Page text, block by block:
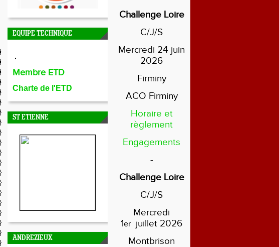
EQUIPE TECHNIQUE
Membre ETD
Charte de l'ETD
ST ETIENNE
ANDREZIEUX
Challenge Loire
C/J/S
Mercredi 24 juin
2026
Firminy
ACO Firminy
Horaire et
règlement
Engagements
-
Challenge Loire
C/J/S
Mercredi
1er juillet 2026
Montbrison